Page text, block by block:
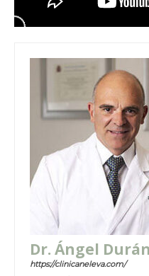
Dr. Ángel
https://clinicaneleva.com/